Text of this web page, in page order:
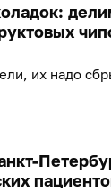
их надо